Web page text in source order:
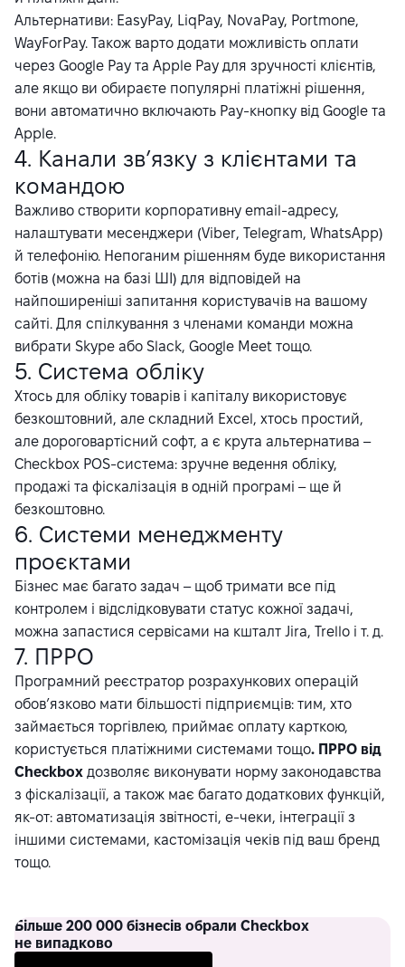
Альтернативи: EasyPay, LiqPay, NovaPay, Portmone,
WayForPay. Також варто додати можливість оплати
через Google Pay та Apple Pay для зручності клієнтів,
але якщо ви обираєте популярні платіжні рішення,
вони автоматично включають Pay-кнопку від Google та
Apple.
4. Канали зв’язку з клієнтами та
командою
Важливо створити корпоративну email-адресу,
налаштувати месенджери (Viber, Telegram, WhatsApp)
й телефонію. Непоганим рішенням буде використання
ботів (можна на базі ШІ) для відповідей на
найпоширеніші запитання користувачів на вашому
сайті. Для спілкування з членами команди можна
вибрати Skype або Slack, Google Meet тощо.
5. Система обліку
Хтось для обліку товарів і капіталу використовує
безкоштовний, але складний Excel, хтось простий,
але дороговартісний софт, а є крута альтернатива –
Checkbox POS-система: зручне ведення обліку,
продажі та фіскалізація в одній програмі – ще й
безкоштовно.
6. Системи менеджменту
проєктами
Бізнес має багато задач – щоб тримати все під
контролем і відслідковувати статус кожної задачі,
можна запастися сервісами на кшталт Jira, Trello і т. д.
7. ПРРО
Програмний реєстратор розрахункових операцій
обов’язково мати більшості підприємців: тим, хто
займається торгівлею, приймає оплату карткою,
користується платіжними системами тощо. ПРРО від
Checkbox дозволяє виконувати норму законодавства
з фіскалізації, а також має багато додаткових функцій,
як-от: автоматизація звітності, е-чеки, інтеграції з
іншими системами, кастомізація чеків під ваш бренд
тощо.
Більше 200 000 бізнесів обрали Checkbox
не випадково